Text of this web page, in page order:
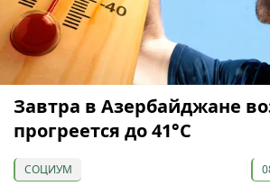
Завтра в Азербайджане
прогреется до 41°С
СОЦИУМ